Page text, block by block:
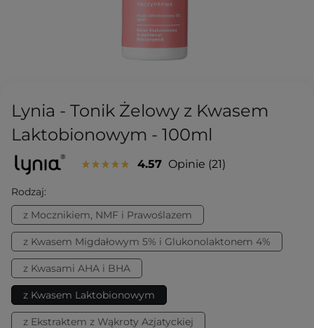
Lynia - Tonik Żelowy z Kwasem
Laktobionowym - 100ml
4.57 Opinie 21
Rodzaj:
z Mocznikiem, NMF i Prawoślazem
z Kwasem Migdałowym 5% i Glukonolaktonem 4%
z Kwasami AHA i BHA
z Kwasem Laktobionowym
z Ekstraktem z Wąkroty Azjatyckiej